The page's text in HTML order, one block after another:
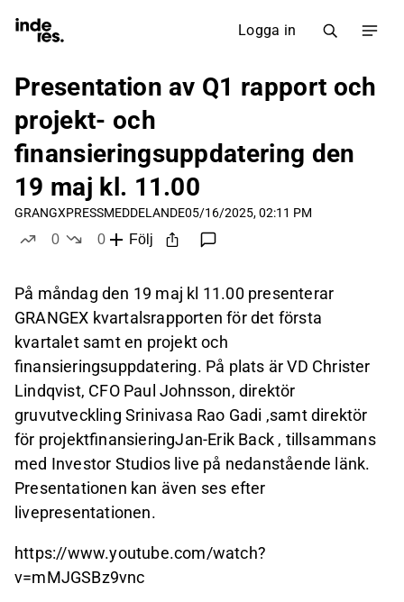
Logga in
Presentation av Q1 rapport och
projekt- och
finansieringsuppdatering den
19 maj kl. 11.00
GRANGXPRESSMEDDELANDE05/16/2025, 02:11 PM
0
0
Följ
På måndag den 19 maj kl 11.00 presenterar
GRANGEX kvartalsrapporten för det första
kvartalet samt en projekt och
finansieringsuppdatering. På plats är VD Christer
Lindqvist, CFO Paul Johnsson, direktör
gruvutveckling Srinivasa Rao Gadi ,samt direktör
för projektfinansieringJan-Erik Back , tillsammans
med Investor Studios live på nedanstående länk.
Presentationen kan även ses efter
livepresentationen.
https://www.youtube.com/watch?
v=mMJGSBz9vnc